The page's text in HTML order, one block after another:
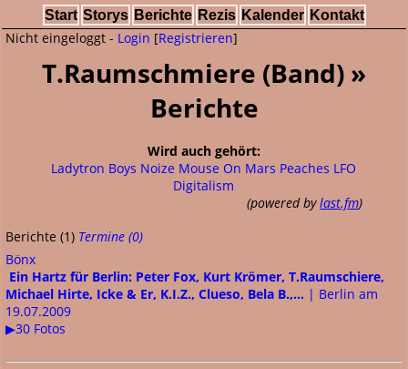
Start Storys Berichte Rezis Kalender Kontakt
Nicht eingeloggt - Login [Registrieren]
T.Raumschmiere (Band) »
Berichte
Wird auch gehört:
Ladytron Boys Noize Mouse On Mars Peaches LFO
Digitalism
(powered bylast.fm)
Berichte (1) Termine (0)
Bönx
Ein Hartz für Berlin: Peter Fox, Kurt Krömer, T.Raumschiere,
Michael Hirte, Icke & Er, K.I.Z., Clueso, Bela B.,... | Berlin am
19.07.2009
▶30 Fotos